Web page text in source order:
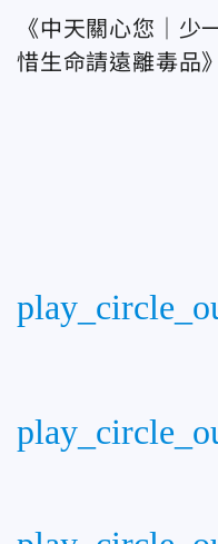
《中天關心您｜少
惜生命請遠離毒品》